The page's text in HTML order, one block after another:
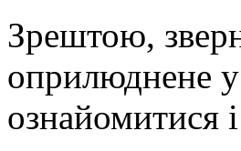
Зрештою,
оприлюднене
ознайомитися